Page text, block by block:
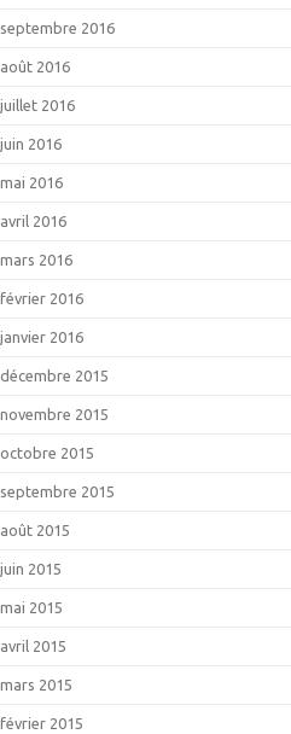
septembre 2016
août 2016
juillet 2016
juin 2016
mai 2016
avril 2016
mars 2016
février 2016
janvier 2016
décembre 2015
novembre 2015
octobre 2015
septembre 2015
août 2015
juin 2015
mai 2015
avril 2015
mars 2015
février 2015